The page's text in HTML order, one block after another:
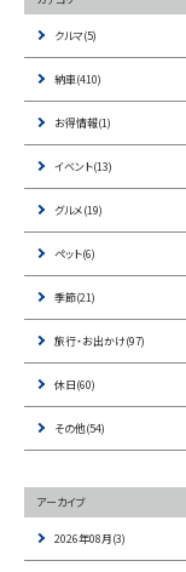
クルマ(5)
納車(410)
お得情報(1)
イベント(13)
グルメ(19)
ペット(6)
季節(21)
旅行・お出かけ(97)
休日(60)
その他(54)
アーカイブ
2026年08月(3)